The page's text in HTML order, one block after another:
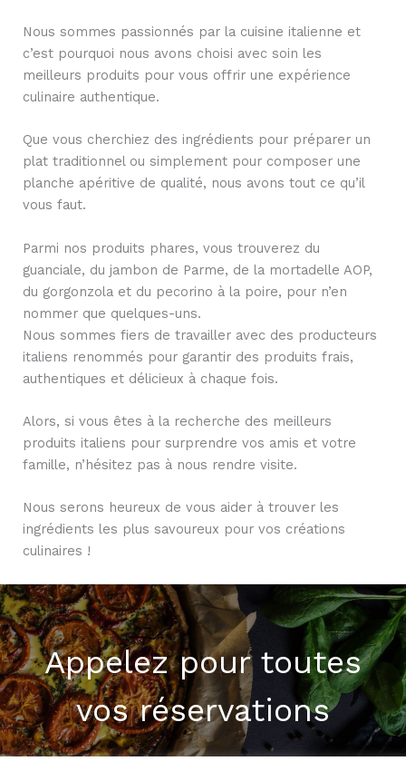
Nous sommes passionnés par la cuisine italienne et
c’est pourquoi nous avons choisi avec soin les
meilleurs produits pour vous offrir une expérience
culinaire authentique.
Que vous cherchiez des ingrédients pour préparer un
plat traditionnel ou simplement pour composer une
planche apéritive de qualité, nous avons tout ce qu’il
vous faut.
Parmi nos produits phares, vous trouverez du
guanciale, du jambon de Parme, de la mortadelle AOP,
du gorgonzola et du pecorino à la poire, pour n’en
nommer que quelques-uns.
Nous sommes fiers de travailler avec des producteurs
italiens renommés pour garantir des produits frais,
authentiques et délicieux à chaque fois.
Alors, si vous êtes à la recherche des meilleurs
produits italiens pour surprendre vos amis et votre
famille, n’hésitez pas à nous rendre visite.
Nous serons heureux de vous aider à trouver les
ingrédients les plus savoureux pour vos créations
culinaires !
Appelez pour toutes
vos réservations